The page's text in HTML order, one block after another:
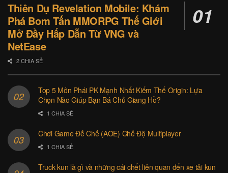
Thiên Dụ Revelation Mobile: Khám
Phá Bom Tấn MMORPG Thế Giới
Mở Đầy Hấp Dẫn Từ VNG và
NetEase
2 CHIA SẺ
Top 5 Môn Phái PK Mạnh Nhất Kiếm Thế Origin: Lựa
Chọn Nào Giúp Bạn Bá Chủ Giang Hồ?
1 CHIA SẺ
Chơi Game Đế Chế (AOE) Chế Độ Multiplayer
1 CHIA SẺ
Truck kun là gì và những cái chết liên quan đến xe tải kun